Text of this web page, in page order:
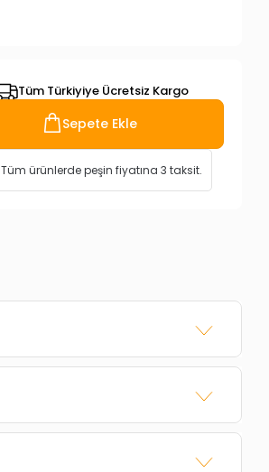
Tüm Türkiyiye Ücretsiz Kargo
Sepete Ekle
Tüm ürünlerde peşin fiyatına 3 taksit.